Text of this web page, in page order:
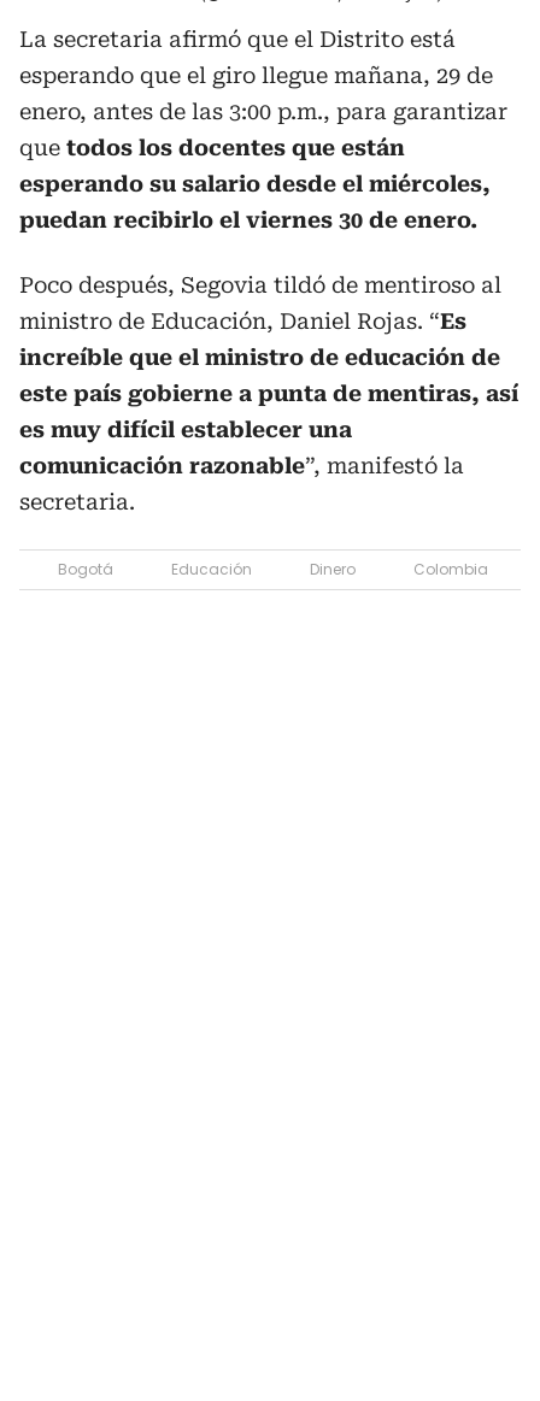
La secretaria afirmó que el Distrito está
esperando que el giro llegue mañana, 29 de
enero, antes de las 3:00 p.m., para garantizar
que todos los docentes que están
esperando su salario desde el miércoles,
puedan recibirlo el viernes 30 de enero.
Poco después, Segovia tildó de mentiroso al
ministro de Educación, Daniel Rojas. “Es
increíble que el ministro de educación de
este país gobierne a punta de mentiras, así
es muy difícil establecer una
comunicación razonable”, manifestó la
secretaria.
Bogotá Educación Dinero Colombia